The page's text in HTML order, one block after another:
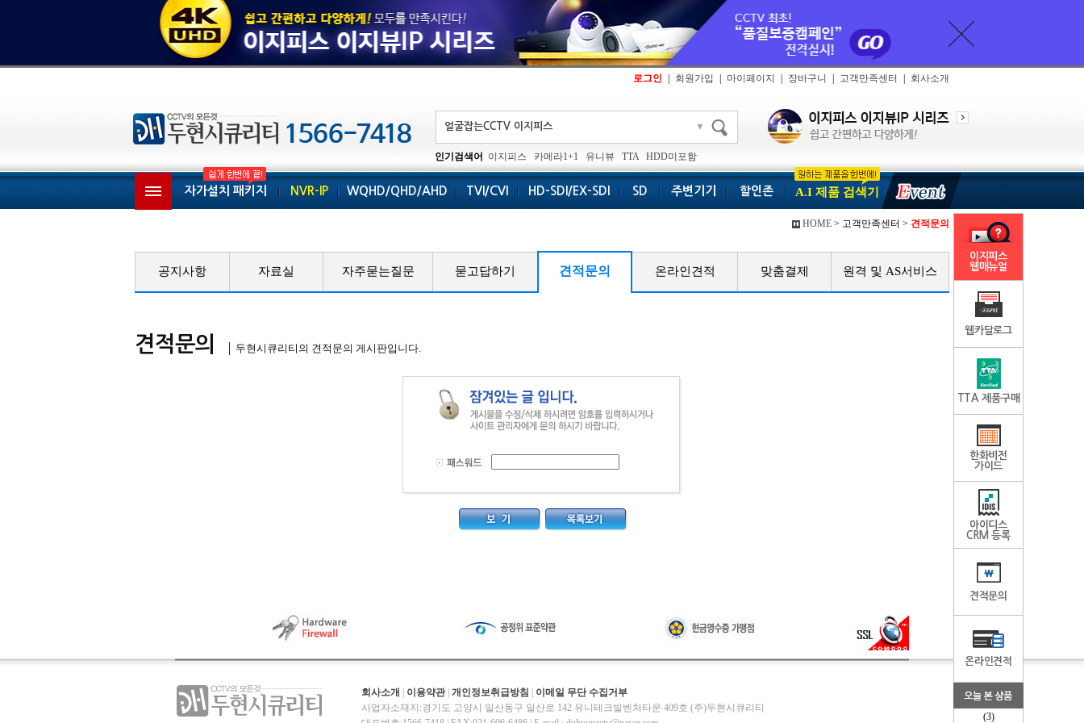
로그인 회원가입 마이페이지 장바구니 고객만족센터 회사소개
▼
인기검색어 이지피스 카메라1+1 유니뷰 TTA HDD미포함
자가설치 패키지 NVR-IP WQHD/QHD/AHD TVI/CVI HD-SDI/EX-SDI SD 주변기기 할인존 A.I 제품 검색기
HOME > 고객만족센터 > 견적문의
공지사항 자료실 자주묻는질문 묻고답하기 견적문의 온라인견적 맞춤결제 원격 및 AS서비스
견적문의 │ 두현시큐리티의 견적문의 게시판입니다.
회사소개 이용약관| 개인정보취급방침
이메일 무단 수집거부
사업자소재지:경기도 고양시 일산동구 일산로 142 유니테크빌벤처타운 409호 (주)두현시큐리티
이지피스
웹매뉴얼
웹카달로그
TTA 제품구매
한화비전
가이드
아이디스
CRM 등록
견적문의
온라인견적
(3)